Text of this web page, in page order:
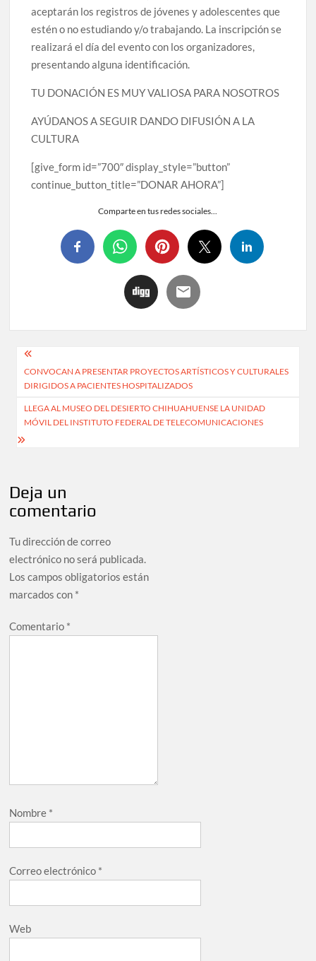
aceptarán los registros de jóvenes y adolescentes que
estén o no estudiando y/o trabajando. La inscripción se
realizará el día del evento con los organizadores,
presentando alguna identificación.
TU DONACIÓN ES MUY VALIOSA PARA NOSOTROS
AYÚDANOS A SEGUIR DANDO DIFUSIÓN A LA
CULTURA
[give_form id=”700″ display_style=”button”
continue_button_title=”DONAR AHORA”]
Comparte en tus redes sociales...
CONVOCAN A PRESENTAR PROYECTOS ARTÍSTICOS Y CULTURALES
DIRIGIDOS A PACIENTES HOSPITALIZADOS
LLEGA AL MUSEO DEL DESIERTO CHIHUAHUENSE LA UNIDAD
MÓVIL DEL INSTITUTO FEDERAL DE TELECOMUNICACIONES
Deja un
comentario
Tu dirección de correo
electrónico no será publicada.
Los campos obligatorios están
marcados con *
Comentario *
Nombre *
Correo electrónico *
Web